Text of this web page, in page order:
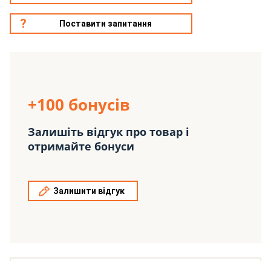
Поставити запитання
+100 бонусів
Залишіть відгук про товар і
отримайте бонуси
Залишити відгук